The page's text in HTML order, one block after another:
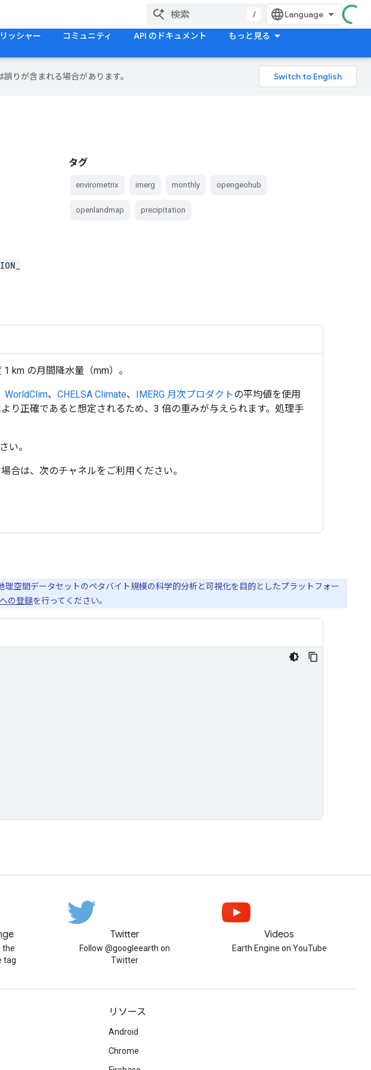
/
ッシャー コミュニティ API のドキュメント もっと見る
りが含まれる場合があります。
タグ
envirometrix imerg monthly opengeohub
openlandmap precipitation
km の月間降水量（mm）。
WorldClim、 CHELSA Climate、 IMERG 月次プロダクトの平均値を使用
り正確であると想定されるため、3 倍の重みが与えられます。処理手
い。
合は、次のチャネルをご利用ください。
空間データセットのペタバイト規模の科学的分析と可視化を目的としたプラットフォー
の登録を行ってください。
the
tag
Twitter
Follow @googleearth on
Twitter
Videos
Earth Engine on YouTube
リソース
Android
Chrome